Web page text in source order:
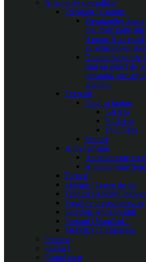
Articole de specialitate
Premium / Gratuite
Premium
mai mare parte
și poate fi
au achiziționat
GratuiteArticolele
sunt un punct de
persoană care
antrenor.
Exerciții
Copii și juniori
5-8 Ani
9-13 Ani
14-17 Ani
Seniori
Antrenamente
Antrenamente
Antrenamente
Tactică
Sisteme | Trasee de joc
Tehnică | Abilități
Pregătire presezon/sezon
Secretele Antrenorului
Portarul | Numărul 1
Metodică | Leadership
Podcast
Contact
Contul meu